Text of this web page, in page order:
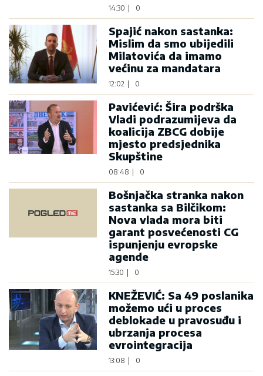
14:30 0
Spajić nakon sastanka:
Mislim da smo ubijedili
Milatovića da imamo
većinu za mandatara
12:02 0
Pavićević: Šira podrška
Vladi podrazumijeva da
koalicija ZBCG dobije
mjesto predsjednika
Skupštine
08:48 0
Bošnjačka stranka nakon
sastanka sa Bilčikom:
Nova vlada mora biti
garant posvećenosti CG
ispunjenju evropske
agende
15:30 0
KNEŽEVIĆ: Sa 49 poslanika
možemo ući u proces
deblokade u pravosuđu i
ubrzanja procesa
evrointegracija
13:08 0